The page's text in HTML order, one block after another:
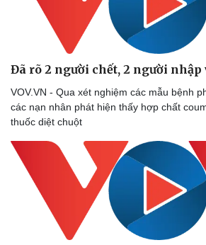
Tư vấn
check-in
Podcast
Câu
Cửa
Kể
Đã rõ 2 người chết, 2 người nhập
VOV.VN - Qua xét nghiệm các mẫu bệnh
các nạn nhân phát hiện thấy hợp chất
thuốc diệt chuột